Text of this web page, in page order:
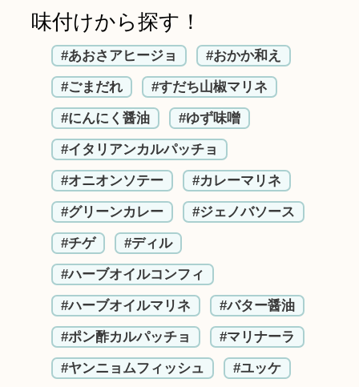
味付けから探す！
#あおさアヒージョ #おかか和え
#ごまだれ #すだち山椒マリネ
#にんにく醤油 #ゆず味噌
#イタリアンカルパッチョ
#オニオンソテー #カレーマリネ
#グリーンカレー #ジェノバソース
#チゲ #ディル
#ハーブオイルコンフィ
#ハーブオイルマリネ #バター醤油
#ポン酢カルパッチョ #マリナーラ
#ヤンニョムフィッシュ #ユッケ